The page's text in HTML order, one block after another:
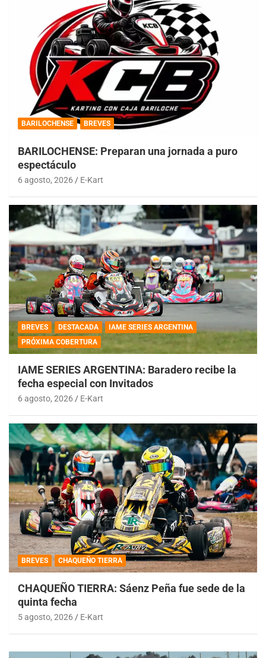
BARILOCHENSE BREVES
BARILOCHENSE: Preparan una jornada a puro
espectáculo
6 agosto, 2026 E-Kart
BREVES DESTACADA
IAME SERIES ARGENTINA
PRÓXIMA COBERTURA
IAME SERIES ARGENTINA: Baradero recibe la
fecha especial con Invitados
6 agosto, 2026 E-Kart
BREVES CHAQUEÑO TIERRA
CHAQUEÑO TIERRA: Sáenz Peña fue sede de la
quinta fecha
5 agosto, 2026 E-Kart